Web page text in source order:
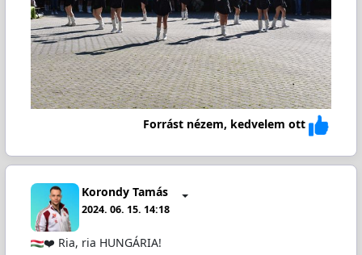
Forrást nézem, kedvelem ott
Korondy Tamás
2024. 06. 15. 14:18
❤️ Ria, ria HUNGÁRIA!